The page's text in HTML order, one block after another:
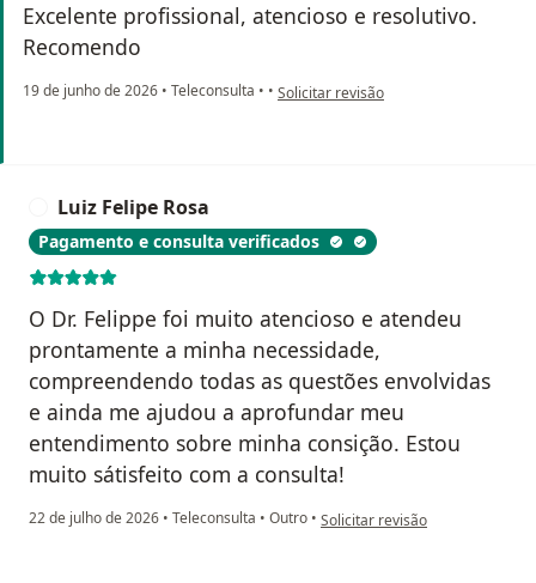
Excelente profissional, atencioso e resolutivo.
Recomendo
19 de junho de 2026 • Teleconsulta • • na opinião do utilizador Carlos
Solicitar revisão
Luiz Felipe Rosa
Pagamento e consulta verificados
O Dr. Felippe foi muito atencioso e atendeu
prontamente a minha necessidade,
compreendendo todas as questões envolvidas
e ainda me ajudou a aprofundar meu
entendimento sobre minha consição. Estou
muito sátisfeito com a consulta!
22 de julho de 2026 • Teleconsulta • Outro • na opinião do utilizador Luiz
Solicitar revisão